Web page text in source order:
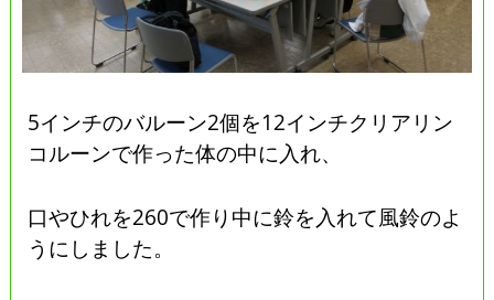
5インチのバルーン2個を12インチクリアリン
コルーンで作った体の中に入れ、
口やひれを260で作り中に鈴を入れて風鈴のよ
うにしました。